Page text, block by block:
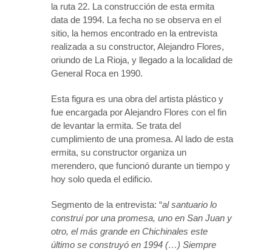
la ruta 22. La construcción de esta ermita
data de 1994. La fecha no se observa en el
sitio, la hemos encontrado en la entrevista
realizada a su constructor, Alejandro Flores,
oriundo de La Rioja, y llegado a la localidad de
General Roca en 1990.
Esta figura es una obra del artista plástico y
fue encargada por Alejandro Flores con el fin
de levantar la ermita. Se trata del
cumplimiento de una promesa. Al lado de esta
ermita, su constructor organiza un
merendero, que funcionó durante un tiempo y
hoy solo queda el edificio.
Segmento de la entrevista: “al santuario lo
construí por una promesa, uno en San Juan y
otro, el más grande en Chichinales este
último se construyó en 1994 (…) Siempre